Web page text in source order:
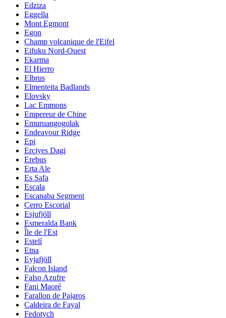
Edziza
Eggella
Mont Egmont
Egon
Champ volcanique de l'Eifel
Eifuku Nord-Ouest
Ekarma
El Hierro
Elbrus
Elmenteita Badlands
Elovsky
Lac Emmons
Empereur de Chine
Emuruangogolak
Endeavour Ridge
Epi
Erciyes Dagi
Erebus
Erta Ale
Es Safa
Escala
Escanaba Segment
Cerro Escorial
Esjufjöll
Esmeralda Bank
Île de l'Est
Estelí
Etna
Eyjafjöll
Falcon Island
Falso Azufre
Fani Maoré
Farallon de Pajaros
Caldeira de Fayal
Fedotych